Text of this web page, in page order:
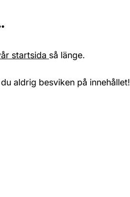
startsida så länge.
aldrig besviken på innehållet!